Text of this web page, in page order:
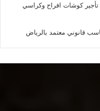
كوشات افراح وكراسي
قانوني معتمد بالرياض